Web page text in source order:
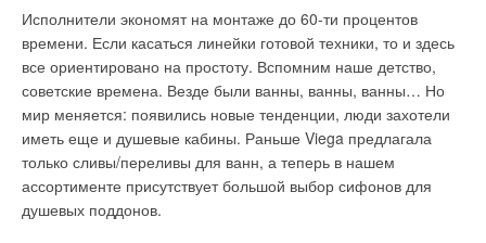
Исполнители экономят на монтаже до 60-ти процентов
времени. Если касаться линейки готовой техники, то и здесь
все ориентировано на простоту. Вспомним наше детство,
советские времена. Везде были ванны, ванны, ванны… Но
мир меняется: появились новые тенденции, люди захотели
иметь еще и душевые кабины. Раньше Viega предлагала
только сливы/переливы для ванн, а теперь в нашем
ассортименте присутствует большой выбор сифонов для
душевых поддонов.
Подведем итоги
Первый итог неутешительный — цифры в маркировке
многослойной трубы бесполезны, и часто не говорят нам ни
о чем. Второй итог вселяет надежду. Если в сертификате
соответствия на многослойную трубу мы видим, что она
изготовлена по ГОСТ 53630, то ее характеристики будут не
хуже характеристик однослойной «трубы-аналога»,
изготовленной из того же материала, что и внутренний слой